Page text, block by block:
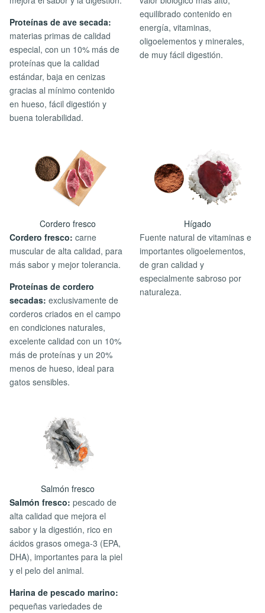
Proteínas de ave secada:
materias primas de calidad
especial, con un 10% más de
proteínas que la calidad
estándar, baja en cenizas
gracias al mínimo contenido
en hueso, fácil digestión y
buena tolerabilidad.
equilibrado contenido en
energía, vitaminas,
oligoelementos y minerales,
de muy fácil digestión.
Cordero fresco
Cordero fresco: carne
muscular de alta calidad, para
más sabor y mejor tolerancia.
Proteínas de cordero
secadas: exclusivamente de
corderos criados en el campo
en condiciones naturales,
excelente calidad con un 10%
más de proteínas y un 20%
menos de hueso, ideal para
gatos sensibles.
Hígado
Fuente natural de vitaminas e
importantes oligoelementos,
de gran calidad y
especialmente sabroso por
naturaleza.
Salmón fresco
Salmón fresco: pescado de
alta calidad que mejora el
sabor y la digestión, rico en
ácidos grasos omega-3 (EPA,
DHA), importantes para la piel
y el pelo del animal.
Harina de pescado marino:
pequeñas variedades de